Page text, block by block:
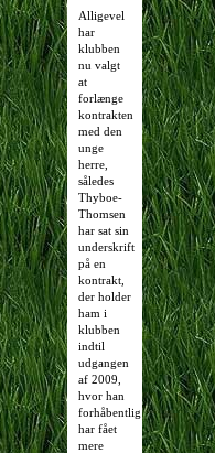
Alligevel
har
klubben
nu valgt
at
forlænge
kontrakten
med den
unge
herre,
således
Thyboe-
Thomsen
har sat sin
underskrift
på en
kontrakt,
der holder
ham i
klubben
indtil
udgangen
af 2009,
hvor han
forhåbentlig
har fået
mere